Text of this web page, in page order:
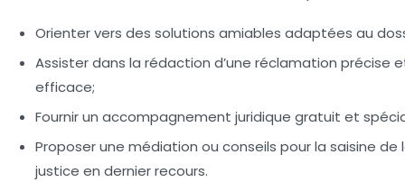
Orienter vers des solutions amiables adaptées au
Assister dans la rédaction d’une réclamation précise
efficace;
Fournir un accompagnement juridique gratuit et
Proposer une médiation ou conseils pour la saisine de
justice en dernier recours.